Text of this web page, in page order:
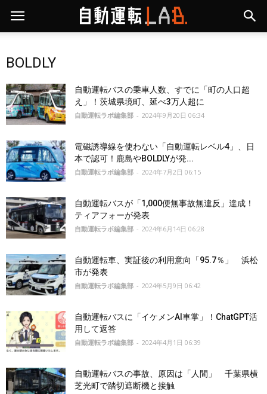
BOLDLY
自動運転バスの乗車人数、すでに「町の人口超
え」！茨城県境町、延べ3万人超に
自動運転ラボ編集部 - 2024年9月20日 06:34
電磁誘導線を使わない「自動運転レベル4」、日
本で認可！鹿島やBOLDLYが発...
自動運転ラボ編集部 - 2024年7月2日 06:15
自動運転バスが「1,000便無事故無違反」達成！
ティアフォーが発表
自動運転ラボ編集部 - 2024年6月14日 06:28
自動運転車、実証後の利用意向「95.7％」 浜松
市が発表
自動運転ラボ編集部 - 2024年5月9日 06:42
自動運転バスに「イケメンAI車掌」！ChatGPT活
用して返答
自動運転ラボ編集部 - 2024年4月1日 06:39
自動運転バスの事故、原因は「人間」 千葉県横
芝光町で踏切遮断機と接触